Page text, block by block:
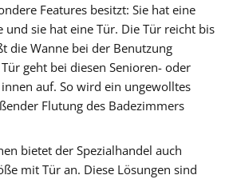
Features besitzt: Sie hat eine
und sie hat eine Tür. Die Tür reicht bis
die Wanne bei der Benutzung
geht bei diesen Senioren- oder
auf. So wird ein ungewolltes
Flutung des Badezimmers
bietet der Spezialhandel auch
mit Tür an. Diese Lösungen sind